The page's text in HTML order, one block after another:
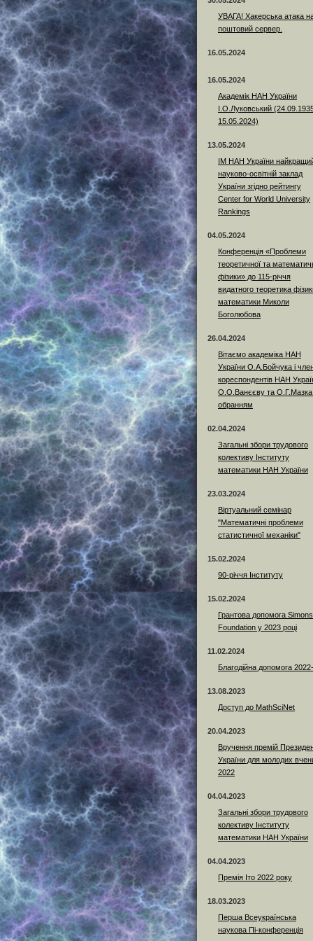
УВАГА! Хакерська атака
поштовий сервер.
16.05.2024
16.05.2024
Академік НАН України
І.О.Луковський
15.05.2024)
13.05.2024
ІМ НАН України
науково-освітній заклад
України згідно рейтингу
Center for World University
Rankings
04.05.2024
Конференція «Проблеми
теоретичної та
фізики» до 115-річчя
видатного теоретика
математики Миколи
Боголюбова
26.04.2024
Вітаємо академіка НАН
України О.А.Бойчука і
кореспондентів НАН
О.О.Ванєєву та О.Г.Мазка
обранням
02.04.2024
Загальні збори трудового
колективу Інституту
математики НАН України
23.03.2024
Віртуальний семінар
"Математичні проблеми
статистичної механіки"
15.02.2024
90-річчя Інституту
15.02.2024
Грантова допомога Simons
Foundation у 2023 році
11.02.2024
Благодійна допомога
13.08.2023
Доступ до MathSciNet
20.04.2023
Вручення премій
України для молодих
2022
04.04.2023
Загальні збори трудового
колективу Інституту
математики НАН України
04.04.2023
Премія Іто 2022 року
18.03.2023
Перша Всеукраїнська
наукова Пі-конференція